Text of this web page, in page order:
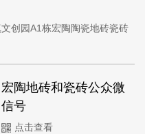
创园A1栋宏陶陶瓷地砖瓷砖
宏陶地砖和瓷砖公众微
信号
点击查看